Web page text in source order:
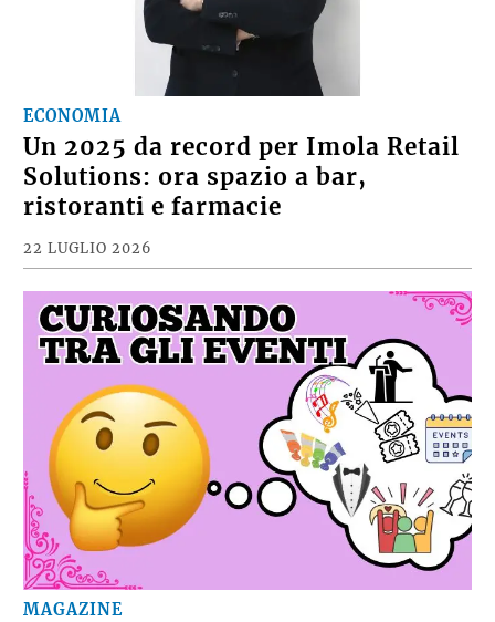
ECONOMIA
Un 2025 da record per Imola Retail
Solutions: ora spazio a bar,
ristoranti e farmacie
22 LUGLIO 2026
MAGAZINE